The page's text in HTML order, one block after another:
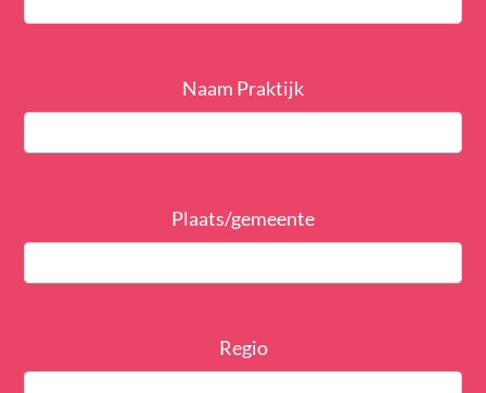
Naam Praktijk
Plaats/gemeente
Regio